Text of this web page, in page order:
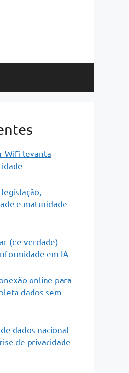
WiFi levanta
e maturidade
(de verdade)
em IA
online para
dados sem
dados nacional
de privacidade